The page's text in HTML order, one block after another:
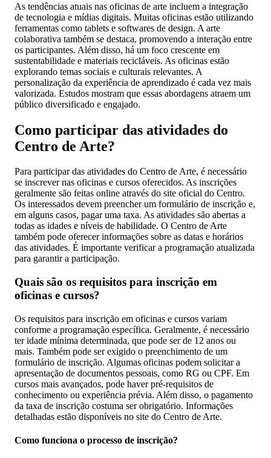
As tendências atuais nas oficinas de arte incluem a integração
de tecnologia e mídias digitais. Muitas oficinas estão utilizando
ferramentas como tablets e softwares de design. A arte
colaborativa também se destaca, promovendo a interação entre
os participantes. Além disso, há um foco crescente em
sustentabilidade e materiais recicláveis. As oficinas estão
explorando temas sociais e culturais relevantes. A
personalização da experiência de aprendizado é cada vez mais
valorizada. Estudos mostram que essas abordagens atraem um
público diversificado e engajado.
Como participar das atividades do
Centro de Arte?
Para participar das atividades do Centro de Arte, é necessário
se inscrever nas oficinas e cursos oferecidos. As inscrições
geralmente são feitas online através do site oficial do Centro.
Os interessados devem preencher um formulário de inscrição e,
em alguns casos, pagar uma taxa. As atividades são abertas a
todas as idades e níveis de habilidade. O Centro de Arte
também pode oferecer informações sobre as datas e horários
das atividades. É importante verificar a programação atualizada
para garantir a participação.
Quais são os requisitos para inscrição em
oficinas e cursos?
Os requisitos para inscrição em oficinas e cursos variam
conforme a programação específica. Geralmente, é necessário
ter idade mínima determinada, que pode ser de 12 anos ou
mais. Também pode ser exigido o preenchimento de um
formulário de inscrição. Algumas oficinas podem solicitar a
apresentação de documentos pessoais, como RG ou CPF. Em
cursos mais avançados, pode haver pré-requisitos de
conhecimento ou experiência prévia. Além disso, o pagamento
da taxa de inscrição costuma ser obrigatório. Informações
detalhadas estão disponíveis no site do Centro de Arte.
Como funciona o processo de inscrição?